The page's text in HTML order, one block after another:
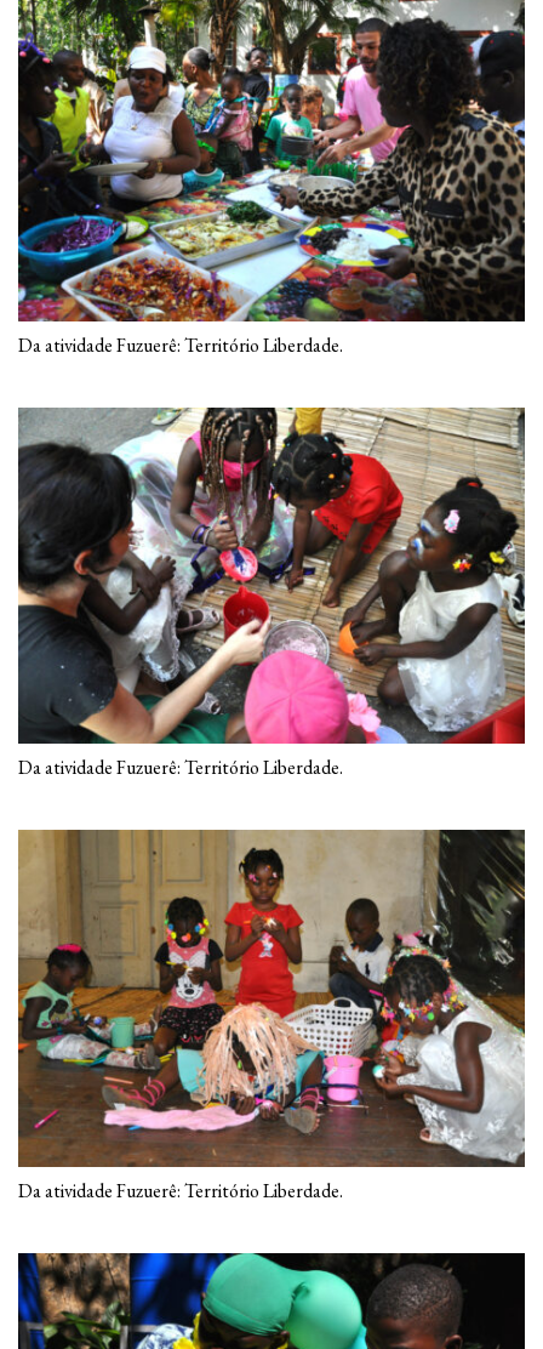
Da atividade Fuzuerê: Território Liberdade.
Da atividade Fuzuerê: Território Liberdade.
Da atividade Fuzuerê: Território Liberdade.